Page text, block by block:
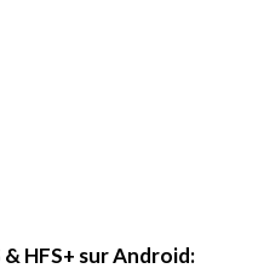
HFS+ sur Android: